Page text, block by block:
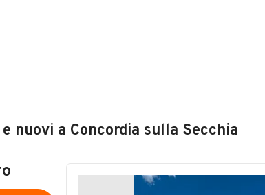
nuovi a Concordia sulla Secchia